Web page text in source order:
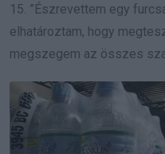
15. ”Észrevettem egy
elhatároztam, hogy
megszegem az összes